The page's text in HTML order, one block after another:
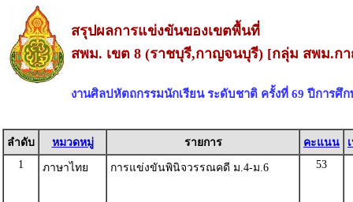
สรุปผลการแข่งขันของเขตพื้นที่
สพม. เขต 8 (ราชบุรี,กาญจนบุรี) [กลุ่ม สพม.ก
งานศิลปหัตถกรรมนักเรียน ระดับชาติ ครั้งที่ 69 ปีการศึ
ลำดับ หมวดหมู่ รายการ คะแนน
1
ภาษาไทย การแข่งขันพินิจวรรณคดี ม.4-ม.6 53